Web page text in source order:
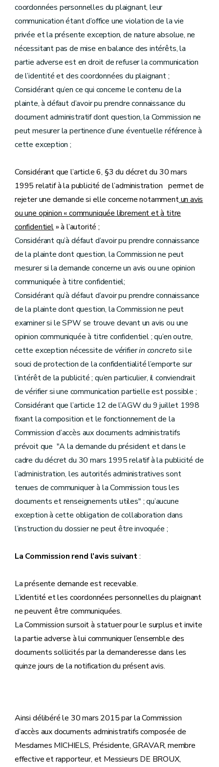
coordonnées personnelles du plaignant, leur
communication étant d’office une violation de la vie
privée et la présente exception, de nature absolue, ne
nécessitant pas de mise en balance des intérêts, la
partie adverse est en droit de refuser la communication
de l’identité et des coordonnées du plaignant ;
Considérant qu’en ce qui concerne le contenu de la
plainte, à défaut d’avoir pu prendre connaissance du
document administratif dont question, la Commission ne
peut mesurer la pertinence d’une éventuelle référence à
cette exception ;
Considérant que l’article 6, §3 du décret du 30 mars
1995 relatif à la publicité de l’administration permet de
rejeter une demande si elle concerne notammentun avis
ou une opinion « communiquée librement et à titre
confidentiel» à l’autorité ;
Considérant qu’à défaut d’avoir pu prendre connaissance
de la plainte dont question, la Commission ne peut
mesurer si la demande concerne un avis ou une opinion
communiquée à titre confidentiel;
Considérant qu’à défaut d’avoir pu prendre connaissance
de la plainte dont question, la Commission ne peut
examiner si le SPW se trouve devant un avis ou une
opinion communiquée à titre confidentiel ; qu’en outre,
cette exception nécessite de vérifierin concretosi le
souci de protection de la confidentialité l’emporte sur
l’intérêt de la publicité ; qu’en particulier, il conviendrait
de vérifier si une communication partielle est possible ;
Considérant que l’article 12 de l’AGW du 9 juillet 1998
fixant la composition et le fonctionnement de la
Commission d’accès aux documents administratifs
prévoit que "A la demande du président et dans le
cadre du décret du 30 mars 1995 relatif à la publicité de
l’administration, les autorités administratives sont
tenues de communiquer à la Commission tous les
documents et renseignements utiles" ; qu’aucune
exception à cette obligation de collaboration dans
l’instruction du dossier ne peut être invoquée ;
La Commission rend l’avis suivant:
La présente demande est recevable.
L’identité et les coordonnées personnelles du plaignant
ne peuvent être communiquées.
La Commission sursoit à statuer pour le surplus et invite
la partie adverse à lui communiquer l’ensemble des
documents sollicités par la demanderesse dans les
quinze jours de la notification du présent avis.
Ainsi délibéré le 30 mars 2015 par la Commission
d’accès aux documents administratifs composée de
Mesdames MICHIELS, Présidente, GRAVAR, membre
effective et rapporteur, et Messieurs DE BROUX,